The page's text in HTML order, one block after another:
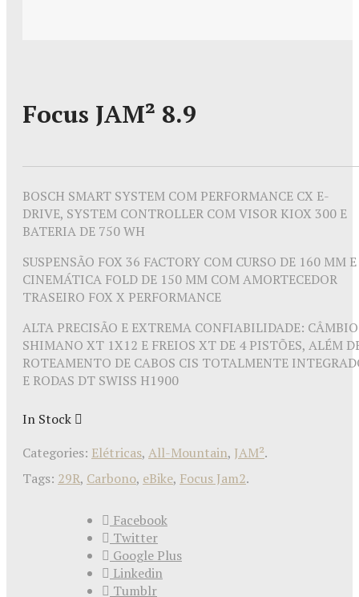
Focus JAM² 8.9
BOSCH SMART SYSTEM COM PERFORMANCE CX E-
DRIVE, SYSTEM CONTROLLER COM VISOR KIOX 300 E
BATERIA DE 750 WH
SUSPENSÃO FOX 36 FACTORY COM CURSO DE 160 MM E
CINEMÁTICA FOLD DE 150 MM COM AMORTECEDOR
TRASEIRO FOX X PERFORMANCE
ALTA PRECISÃO E EXTREMA CONFIABILIDADE: CÂMBIO
SHIMANO XT 1X12 E FREIOS XT DE 4 PISTÕES, ALÉM
ROTEAMENTO DE CABOS CIS TOTALMENTE
E RODAS DT SWISS H1900
In Stock
Categories: Elétricas, All-Mountain, JAM².
Tags: 29R, Carbono, eBike, Focus Jam2.
Facebook
Twitter
Google Plus
Linkedin
Tumblr